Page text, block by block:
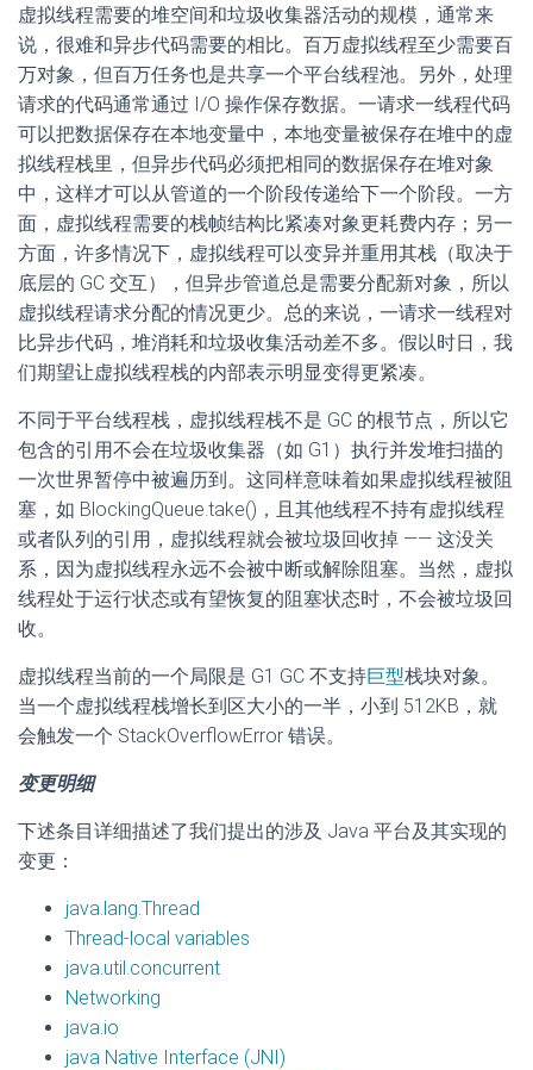
虚拟线程需要的堆空间和垃圾收集器活动的规模，通常来
说，很难和异步代码需要的相比。百万虚拟线程至少需要百
万对象，但百万任务也是共享一个平台线程池。另外，处理
请求的代码通常通过 I/O 操作保存数据。一请求一线程代码
可以把数据保存在本地变量中，本地变量被保存在堆中的虚
拟线程栈里，但异步代码必须把相同的数据保存在堆对象
中，这样才可以从管道的一个阶段传递给下一个阶段。一方
面，虚拟线程需要的栈帧结构比紧凑对象更耗费内存；另一
方面，许多情况下，虚拟线程可以变异并重用其栈（取决于
底层的 GC 交互），但异步管道总是需要分配新对象，所以
虚拟线程请求分配的情况更少。总的来说，一请求一线程对
比异步代码，堆消耗和垃圾收集活动差不多。假以时日，我
们期望让虚拟线程栈的内部表示明显变得更紧凑。
不同于平台线程栈，虚拟线程栈不是 GC 的根节点，所以它
包含的引用不会在垃圾收集器（如 G1）执行并发堆扫描的
一次世界暂停中被遍历到。这同样意味着如果虚拟线程被阻
塞，如 BlockingQueue.take()，且其他线程不持有虚拟线程
或者队列的引用，虚拟线程就会被垃圾回收掉 —— 这没关
系，因为虚拟线程永远不会被中断或解除阻塞。当然，虚拟
线程处于运行状态或有望恢复的阻塞状态时，不会被垃圾回
收。
虚拟线程当前的一个局限是 G1 GC 不支持巨型栈块对象。
当一个虚拟线程栈增长到区大小的一半，小到 512KB，就
会触发一个 StackOverflowError 错误。
变更明细
下述条目详细描述了我们提出的涉及 Java 平台及其实现的
变更：
java.lang.Thread
Thread-local variables
java.util.concurrent
Networking
java.io
java Native Interface (JNI)